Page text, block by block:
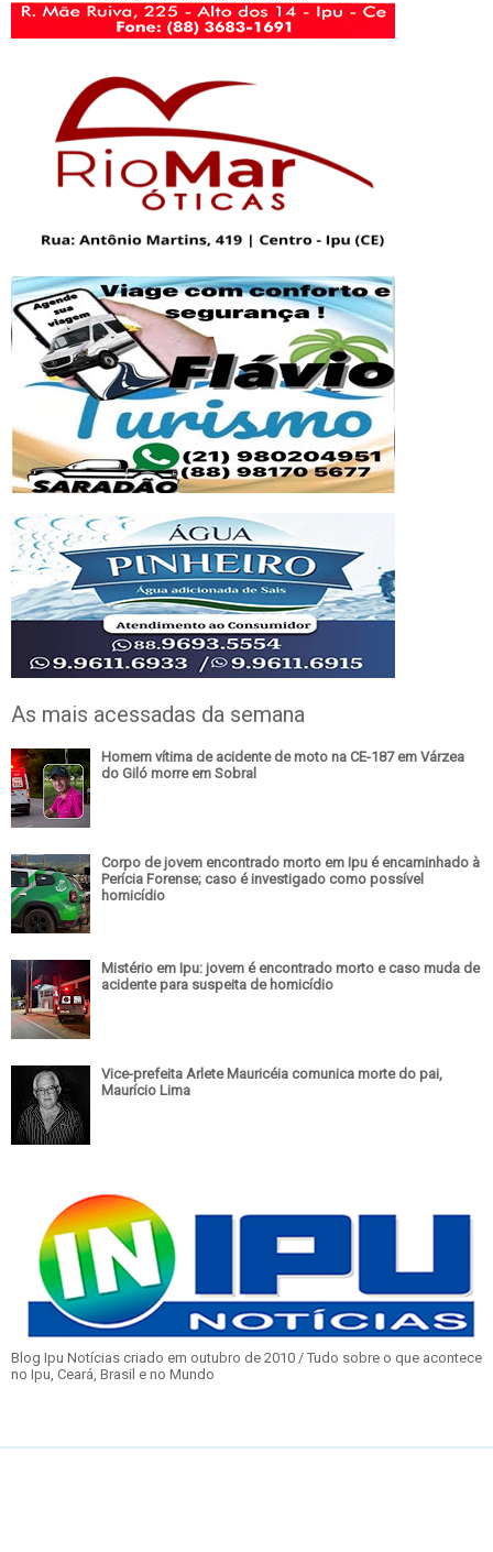
As mais acessadas da semana
Homem vítima de acidente de moto na CE-187 em Várzea
do Giló morre em Sobral
Corpo de jovem encontrado morto em Ipu é encaminhado à
Perícia Forense; caso é investigado como possível
homicídio
Mistério em Ipu: jovem é encontrado morto e caso muda de
acidente para suspeita de homicídio
Vice-prefeita Arlete Mauricéia comunica morte do pai,
Maurício Lima
Blog Ipu Notícias criado em outubro de 2010 / Tudo sobre o que acontece
no Ipu, Ceará, Brasil e no Mundo